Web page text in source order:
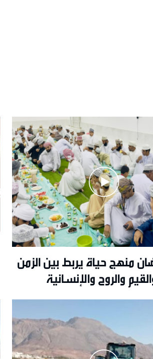
منهج حياة يربط بين الزمن
والروح والإنسانية